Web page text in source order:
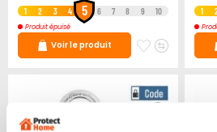
1 2 3 4 5 6 7 8 9 10
Produit épuisé
Voir le produit
Ajouter
favoris
Ajouter
1